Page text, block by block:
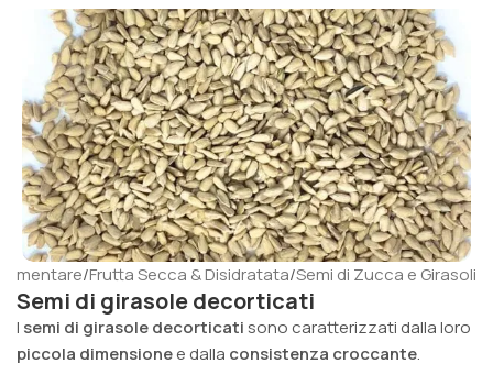
/Frutta Secca & Disidratata/Semi di Zucca e Girasoli
Semi di girasole decorticati
I semi di girasole decorticatisono caratterizzati dalla loro
piccola dimensionee dalla consistenza croccante.